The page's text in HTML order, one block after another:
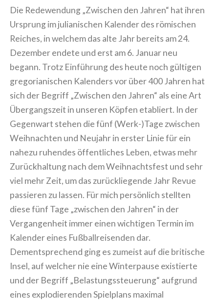
Die Redewendung „Zwischen den Jahren“ hat ihren
Ursprung im julianischen Kalender des römischen
Reiches, in welchem das alte Jahr bereits am 24.
Dezember endete und erst am 6. Januar neu
begann. Trotz Einführung des heute noch gültigen
gregorianischen Kalenders vor über 400 Jahren hat
sich der Begriff „Zwischen den Jahren“ als eine Art
Übergangszeit in unseren Köpfen etabliert. In der
Gegenwart stehen die fünf (Werk-)Tage zwischen
Weihnachten und Neujahr in erster Linie für ein
nahezu ruhendes öffentliches Leben, etwas mehr
Zurückhaltung nach dem Weihnachtsfest und sehr
viel mehr Zeit, um das zurückliegende Jahr Revue
passieren zu lassen. Für mich persönlich stellten
diese fünf Tage „zwischen den Jahren“ in der
Vergangenheit immer einen wichtigen Termin im
Kalender eines Fußballreisenden dar.
Dementsprechend ging es zumeist auf die britische
Insel, auf welcher nie eine Winterpause existierte
und der Begriff „Belastungssteuerung“ aufgrund
eines explodierenden Spielplans maximal